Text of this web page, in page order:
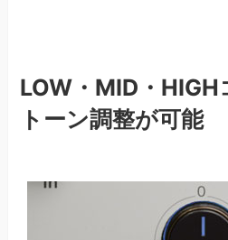
LOW・MID・
トーン調整が可能